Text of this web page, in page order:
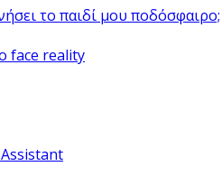
το παιδί μου ποδόσφαιρο;
face reality